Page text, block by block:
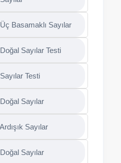
Basamaklı Sayılar
Sayılar Testi
Testi
Sayılar
Sayılar
Sayılar